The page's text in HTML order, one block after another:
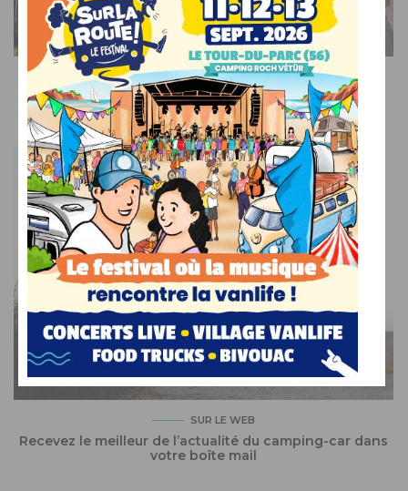
SUR LE WEB
Voyage, musique et océan : venez découvrir et
célébrer la vanlife en Bretagne !
SUR LE WEB
Recevez le meilleur de l’actualité du camping-car dans
votre boîte mail